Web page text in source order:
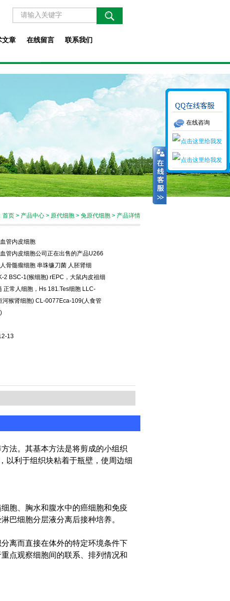
文章 在线留言 联系我们
首页 > 产品中心 > 原代细胞 > 兔原代细胞 > 产品详情
管内皮细胞
管内皮细胞公司正在出售的产品U266
骨髓瘤细胞 串珠镰刀菌 人胚肾细
2 BSC-1(猴细胞) rEPC，大鼠内皮祖细
正常人细胞，Hs 181.Tes细胞 LLC-
河猴肾细胞) CL-0077Eca-109(人食管
13
法。其基本方法是将剪成的小组织
以利于组织块粘着于瓶壁，使周边细
胞、胸水和腹水中的癌细胞和免疫
巴细胞分层液分离后接种培养。
离而直接在体外的特定环境条件下
点观察细胞间的联系、排列情况和
在线咨询